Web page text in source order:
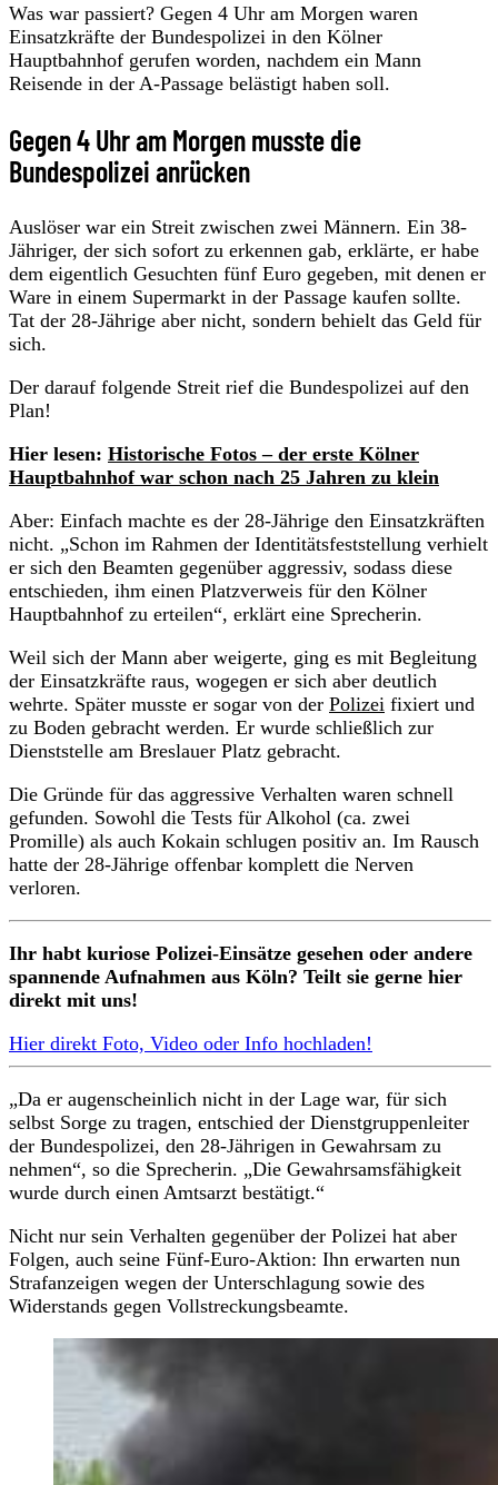
Was war passiert? Gegen 4 Uhr am Morgen waren
Einsatzkräfte der Bundespolizei in den Kölner
Hauptbahnhof gerufen worden, nachdem ein Mann
Reisende in der A-Passage belästigt haben soll.
Gegen 4 Uhr am Morgen musste die
Bundespolizei anrücken
Auslöser war ein Streit zwischen zwei Männern. Ein 38-
Jähriger, der sich sofort zu erkennen gab, erklärte, er habe
dem eigentlich Gesuchten fünf Euro gegeben, mit denen er
Ware in einem Supermarkt in der Passage kaufen sollte.
Tat der 28-Jährige aber nicht, sondern behielt das Geld für
sich.
Der darauf folgende Streit rief die Bundespolizei auf den
Plan!
Hier lesen: Historische Fotos – der erste Kölner
Hauptbahnhof war schon nach 25 Jahren zu klein
Aber: Einfach machte es der 28-Jährige den Einsatzkräften
nicht. „Schon im Rahmen der Identitätsfeststellung verhielt
er sich den Beamten gegenüber aggressiv, sodass diese
entschieden, ihm einen Platzverweis für den Kölner
Hauptbahnhof zu erteilen“, erklärt eine Sprecherin.
Weil sich der Mann aber weigerte, ging es mit Begleitung
der Einsatzkräfte raus, wogegen er sich aber deutlich
wehrte. Später musste er sogar von der Polizei fixiert und
zu Boden gebracht werden. Er wurde schließlich zur
Dienststelle am Breslauer Platz gebracht.
Die Gründe für das aggressive Verhalten waren schnell
gefunden. Sowohl die Tests für Alkohol (ca. zwei
Promille) als auch Kokain schlugen positiv an. Im Rausch
hatte der 28-Jährige offenbar komplett die Nerven
verloren.
Ihr habt kuriose Polizei-Einsätze gesehen oder andere
spannende Aufnahmen aus Köln? Teilt sie gerne hier
direkt mit uns!
Hier direkt Foto, Video oder Info hochladen!
„Da er augenscheinlich nicht in der Lage war, für sich
selbst Sorge zu tragen, entschied der Dienstgruppenleiter
der Bundespolizei, den 28-Jährigen in Gewahrsam zu
nehmen“, so die Sprecherin. „Die Gewahrsamsfähigkeit
wurde durch einen Amtsarzt bestätigt.“
Nicht nur sein Verhalten gegenüber der Polizei hat aber
Folgen, auch seine Fünf-Euro-Aktion: Ihn erwarten nun
Strafanzeigen wegen der Unterschlagung sowie des
Widerstands gegen Vollstreckungsbeamte.